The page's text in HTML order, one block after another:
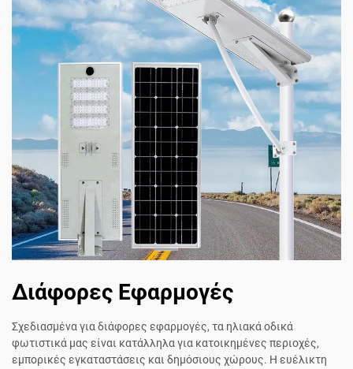
Διάφορες Εφαρμογές
Σχεδιασμένα για διάφορες εφαρμογές, τα ηλιακά οδικά
φωτιστικά μας είναι κατάλληλα για κατοικημένες περιοχές,
εμπορικές εγκαταστάσεις και δημόσιους χώρους. Η ευέλικτη